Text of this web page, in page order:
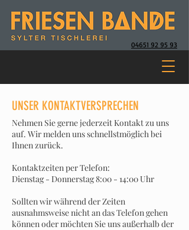
04651 92 95 93
UNSER KONTAKTVERSPRECHEN
Nehmen Sie gerne jederzeit Kontakt zu uns
auf. Wir melden uns schnellstmöglich bei
Ihnen zurück.
Kontaktzeiten per Telefon:
Dienstag - Donnerstag 8:00 - 14:00 Uhr
Sollten wir während der Zeiten
ausnahmsweise nicht an das Telefon gehen
können oder möchten Sie uns außerhalb der